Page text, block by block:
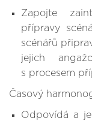
Zapojte
přípravy
scénářů
jejich
s procesem
Časový
Odpovídá a